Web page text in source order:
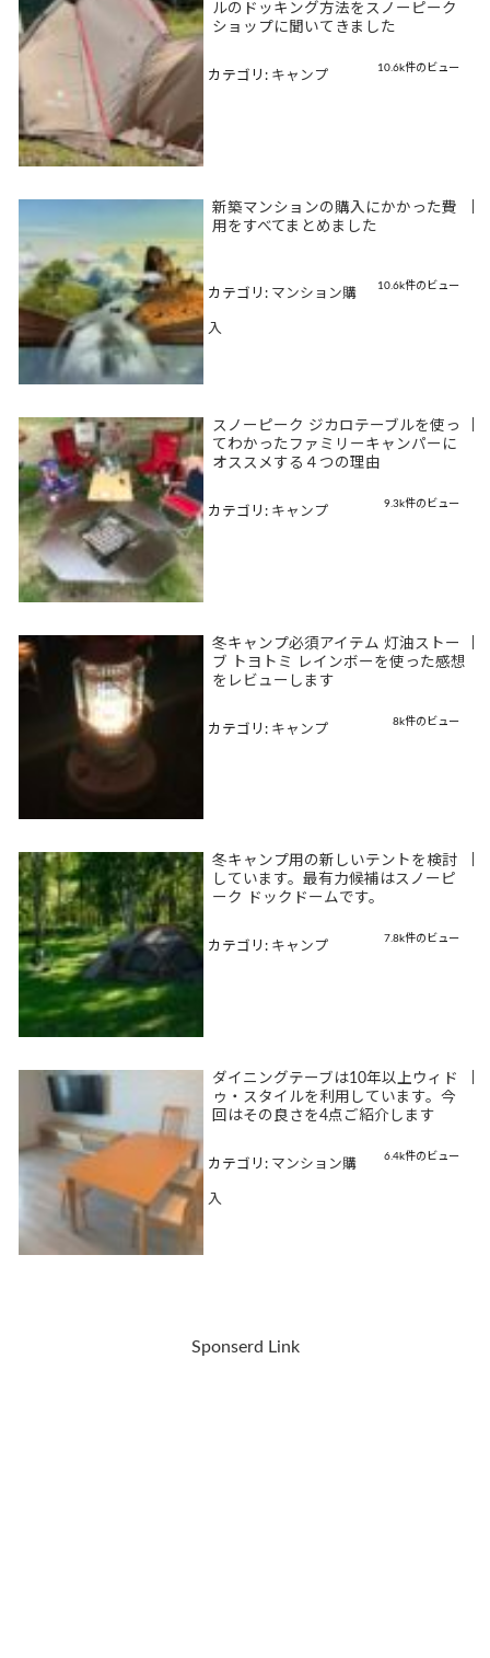
ルのドッキング方法をスノーピーク
ショップに聞いてきました
10.6k件のビュー
カテゴリ: キャンプ
新築マンションの購入にかかった費
用をすべてまとめました
10.6k件のビュー
カテゴリ: マンション購
入
スノーピーク ジカロテーブルを使っ
てわかったファミリーキャンパーに
オススメする４つの理由
9.3k件のビュー
カテゴリ: キャンプ
冬キャンプ必須アイテム 灯油ストー
ブ トヨトミ レインボーを使った感想
をレビューします
8k件のビュー
カテゴリ: キャンプ
冬キャンプ用の新しいテントを検討
しています。最有力候補はスノーピ
ーク ドックドームです。
7.8k件のビュー
カテゴリ: キャンプ
ダイニングテーブは10年以上ウィド
ゥ・スタイルを利用しています。今
回はその良さを4点ご紹介します
6.4k件のビュー
カテゴリ: マンション購
入
Sponserd Link